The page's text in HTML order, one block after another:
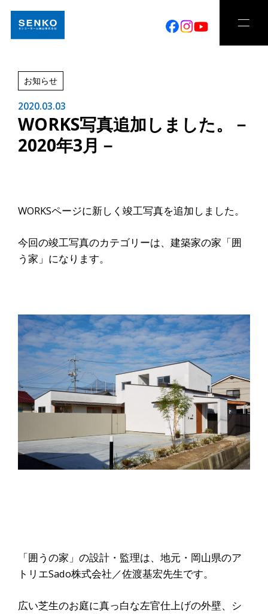
お知らせ
2020.03.03
WORKS写真追加しました。－
2020年3月－
WORKSページに新しく竣工写真を追加しました。
今回の竣工写真のカテゴリーは、建築家の家「囲
う家」になります。
「囲うの家」の設計・監理は、地元・岡山県のア
トリエSado株式会社／佐渡基宏先生です。
広い芝生のお庭に真っ白な左官仕上げの外壁、シ